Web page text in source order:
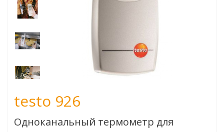
поверхности
testo 926
Одноканальный термометр для